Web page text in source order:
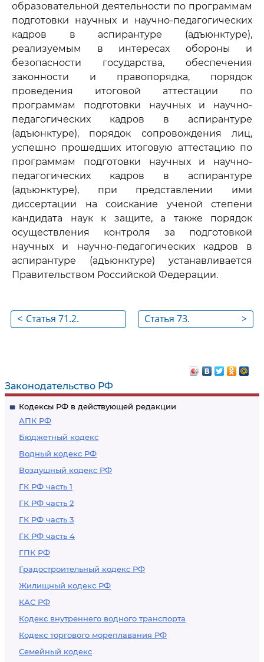
Законодательство РФ
Кодексы РФ в действующей редакции
АПК РФ
Бюджетный кодекс
Водный кодекс РФ
Воздушный кодекс РФ
ГК РФ часть 1
ГК РФ часть 2
ГК РФ часть 3
ГК РФ часть 4
ГПК РФ
Градостроительный кодекс РФ
Жилищный кодекс РФ
КАС РФ
Кодекс внутреннего водного транспорта
Кодекс торгового мореплавания РФ
Семейный кодекс
образовательной деятельности по программам
подготовки научных и научно-педагогических
кадров в аспирантуре (адъюнктуре),
реализуемым в интересах обороны и
безопасности государства, обеспечения
законности и правопорядка, порядок
проведения итоговой аттестации по
программам подготовки научных и научно-
педагогических кадров в аспирантуре
(адъюнктуре), порядок сопровождения лиц,
успешно прошедших итоговую аттестацию по
программам подготовки научных и научно-
педагогических кадров в аспирантуре
(адъюнктуре), при представлении ими
диссертации на соискание ученой степени
кандидата наук к защите, а также порядок
осуществления контроля за подготовкой
научных и научно-педагогических кадров в
аспирантуре (адъюнктуре) устанавливается
Правительством Российской Федерации.
< Статья 71.2.
профессиональным
образовательным
программам
медицинского
образования и
фармацевтического
образования
>
Статья 73.